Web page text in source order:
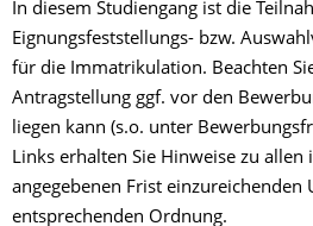
In diesem Studiengang ist die
Eignungsfeststellungs- bzw.
für die Immatrikulation. Beachten
Antragstellung ggf. vor den
liegen kann (s.o. unter
Links erhalten Sie Hinweise zu allen
angegebenen Frist einzureichenden
entsprechenden Ordnung.